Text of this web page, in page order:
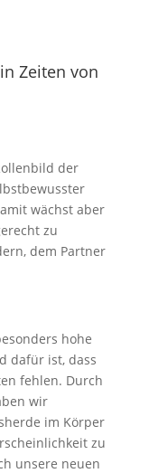
Zeiten von
der
wächst aber
zu
dem Partner
hohe
dafür ist, dass
fehlen. Durch
wir
im Körper
zu
unsere neuen